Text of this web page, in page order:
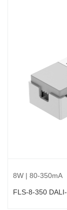
8W | 80-350mA
FLS-8-350